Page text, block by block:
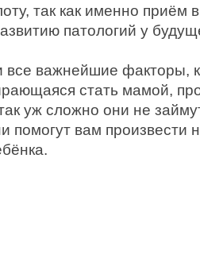
так как именно приём
патологий у
все важнейшие факторы,
стать мамой,
уж сложно они не
помогут вам произвести